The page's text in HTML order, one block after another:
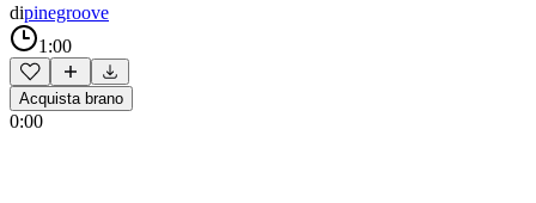
dipinegroove
1:00
Acquista brano
0:00